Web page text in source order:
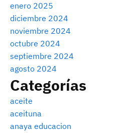
enero 2025
diciembre 2024
noviembre 2024
octubre 2024
septiembre 2024
agosto 2024
Categorías
aceite
aceituna
anaya educacion